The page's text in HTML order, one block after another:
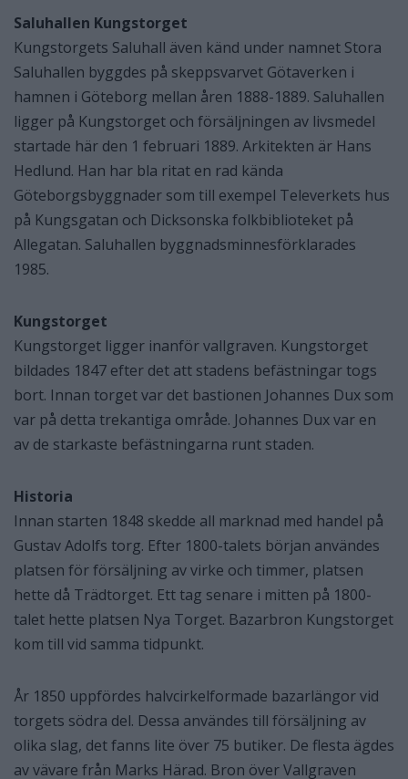
Saluhallen Kungstorget
Kungstorgets Saluhall även känd under namnet Stora
Saluhallen byggdes på skeppsvarvet Götaverken i
hamnen i Göteborg mellan åren 1888-1889. Saluhallen
ligger på Kungstorget och försäljningen av livsmedel
startade här den 1 februari 1889. Arkitekten är Hans
Hedlund. Han har bla ritat en rad kända
Göteborgsbyggnader som till exempel Televerkets hus
på Kungsgatan och Dicksonska folkbiblioteket på
Allegatan. Saluhallen byggnadsminnesförklarades
1985.
Kungstorget
Kungstorget ligger inanför vallgraven. Kungstorget
bildades 1847 efter det att stadens befästningar togs
bort. Innan torget var det bastionen Johannes Dux som
var på detta trekantiga område. Johannes Dux var en
av de starkaste befästningarna runt staden.
Historia
Innan starten 1848 skedde all marknad med handel på
Gustav Adolfs torg. Efter 1800-talets början användes
platsen för försäljning av virke och timmer, platsen
hette då Trädtorget. Ett tag senare i mitten på 1800-
talet hette platsen Nya Torget. Bazarbron Kungstorget
kom till vid samma tidpunkt.
År 1850 uppfördes halvcirkelformade bazarlängor vid
torgets södra del. Dessa användes till försäljning av
olika slag, det fanns lite över 75 butiker. De flesta ägdes
av vävare från Marks Härad. Bron över Vallgraven